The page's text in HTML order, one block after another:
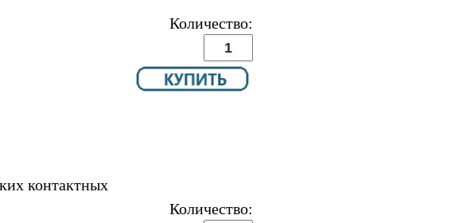
Количество:
контактных
Количество: